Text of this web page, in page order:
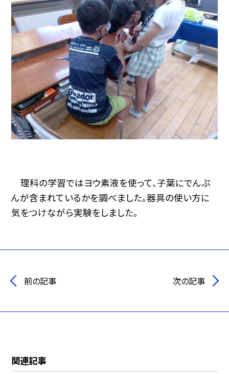
理科の学習ではヨウ素液を使って、子葉にでんぷ
んが含まれているかを調べました。器具の使い方に
気をつけながら実験をしました。
前の記事 次の記事
関連記事